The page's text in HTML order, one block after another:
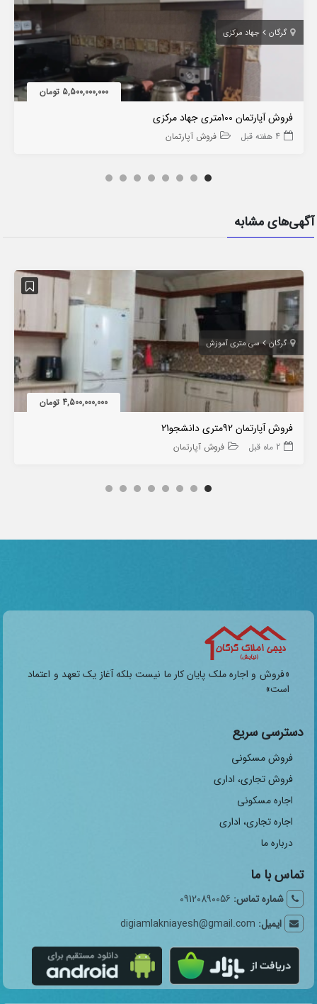
گرگان جهاد مرکزی
5,500,000,000 تومان
فروش آپارتمان 100متری جهاد مرکزی
4 هفته قبل فروش آپارتمان
آگهی‌های مشابه
گرگان سی متری آموزش
4,500,000,000 تومان
فروش آپارتمان 92متری دانشجو21
2 ماه قبل فروش آپارتمان
«فروش و اجاره ملک پایان کار ما نیست بلکه آغاز یک تعهد و اعتماد
است»
دسترسی سریع
فروش مسکونی
فروش تجاری، اداری
اجاره مسکونی
اجاره تجاری، اداری
درباره ما
تماس با ما
شماره تماس: 09120890056
ایمیل: digiamlakniayesh@gmail.com